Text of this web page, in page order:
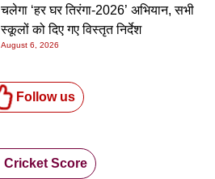
चलेगा ‘हर घर तिरंगा-2026’ अभियान, सभी
स्कूलों को दिए गए विस्तृत निर्देश
August 6, 2026
Follow us
Cricket Score